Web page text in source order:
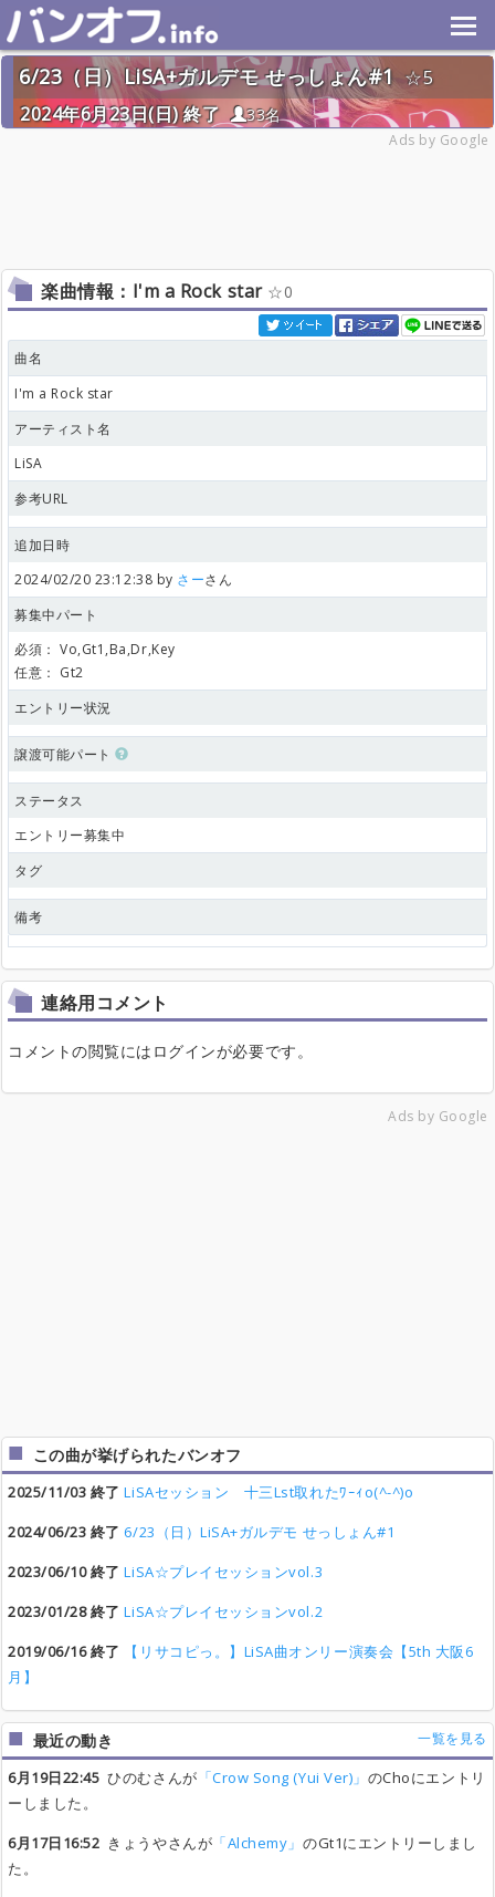
6/23（日）LiSA+ガルデモ せっしょん#1
5
2024年6月23日(日) 終了
33名
Ads by Google
楽曲情報：I'm a Rock star 0
曲名
I'm a Rock star
アーティスト名
LiSA
参考URL
追加日時
2024/02/20 23:12:38 by さーさん
募集中パート
必須： Vo,Gt1,Ba,Dr,Key
任意： Gt2
エントリー状況
譲渡可能パート
ステータス
エントリー募集中
タグ
備考
連絡用コメント
コメントの閲覧にはログインが必要です。
Ads by Google
この曲が挙げられたバンオフ
2025/11/03 終了 LiSAセッション 十三Lst取れたﾜｰｨo(^-^)o
2024/06/23 終了 6/23（日）LiSA+ガルデモ せっしょん#1
2023/06/10 終了 LiSA☆プレイセッションvol.3
2023/01/28 終了 LiSA☆プレイセッションvol.2
2019/06/16 終了
【リサコピっ。】LiSA曲オンリー演奏会【5th 大阪6
月】
最近の動き 一覧を見る
6月19日22:45 ひのむさんが 「Crow Song (Yui Ver)」 のChoにエントリ
ーしました。
6月17日16:52 きょうやさんが 「Alchemy」 のGt1にエントリーしまし
た。